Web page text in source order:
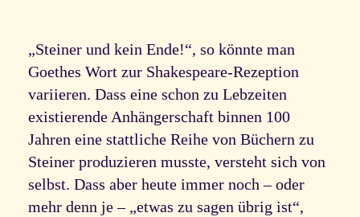
„Steiner und kein Ende!“, so könnte man
Goethes Wort zur Shakespeare-Rezeption
variieren. Dass eine schon zu Lebzeiten
existierende Anhängerschaft binnen 100
Jahren eine stattliche Reihe von Büchern zu
Steiner produzieren musste, versteht sich von
selbst. Dass aber heute immer noch – oder
mehr denn je – „etwas zu sagen übrig ist“,